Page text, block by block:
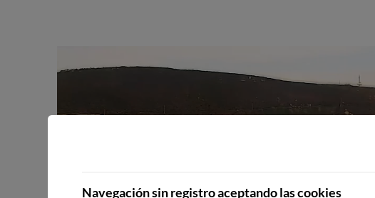
Navegación sin registro aceptando las cookies